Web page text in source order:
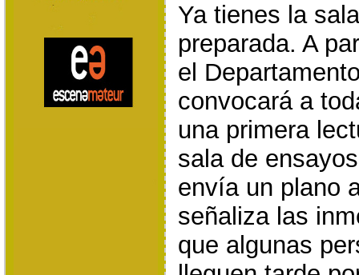
Ya tienes la
preparada. A
el
convocará a
una primera
sala de
envía un plano
señaliza las
que algunas